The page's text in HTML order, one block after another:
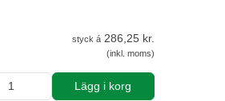
styck á 286,25 kr.
(inkl. moms)
Lägg i korg